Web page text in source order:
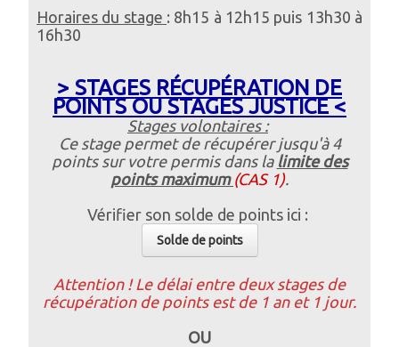
Horaires du stage : 8h15 à 12h15 puis 13h30 à
16h30
> STAGES RÉCUPÉRATION DE
POINTS OU STAGES JUSTICE <
Stages volontaires :
Ce stage permet de récupérer jusqu'à 4
points sur votre permis dans la limite des
points maximum (CAS 1).
Vérifier son solde de points ici :
Solde de points
Attention ! Le délai entre deux stages de
récupération de points est de 1 an et 1 jour.
OU